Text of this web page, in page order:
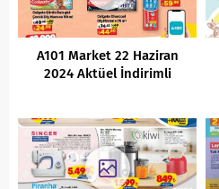
A101 Market 22 Haziran
2024 Aktüel İndirimli